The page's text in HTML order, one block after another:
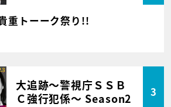
重トーーク祭り!!
大追跡～警視庁ＳＳＢ
Ｃ強行犯係～ Season2
3